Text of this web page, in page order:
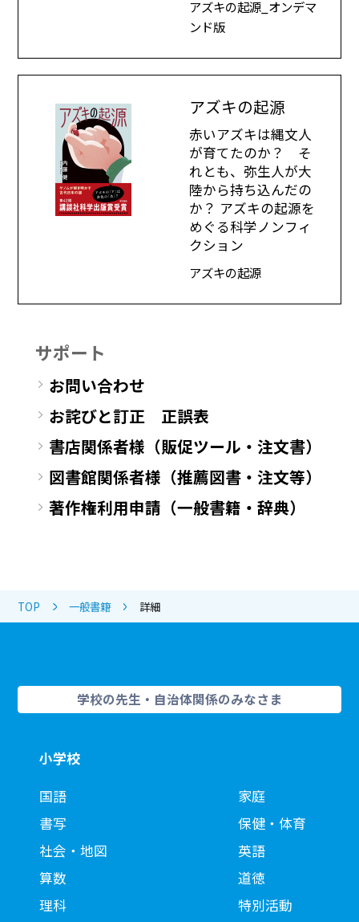
アズキの起源_オンデマ
ンド版
アズキの起源
赤いアズキは縄文人
が育てたのか？ そ
れとも、弥生人が大
陸から持ち込んだの
か？ アズキの起源を
めぐる科学ノンフィ
クション
アズキの起源
サポート
お問い合わせ
お詫びと訂正 正誤表
書店関係者様（販促ツール・注文書）
図書館関係者様（推薦図書・注文等）
著作権利用申請（一般書籍・辞典）
TOP 一般書籍 詳細
学校の先生・自治体関係のみなさま
小学校
国語
書写
社会・地図
算数
理科
家庭
保健・体育
英語
道徳
特別活動